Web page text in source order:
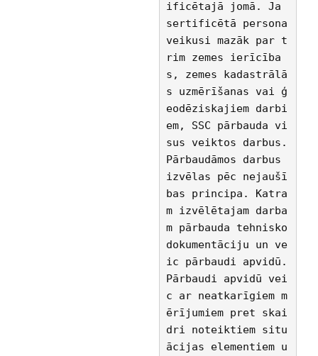
ificētajā jomā. Ja
sertificētā persona
veikusi mazāk par t
rim zemes ierīcība
s, zemes kadastrālā
s uzmērīšanas vai ģ
eodēziskajiem darbi
em, SSC pārbauda vi
sus veiktos darbus.
Pārbaudāmos darbus
izvēlas pēc nejaušī
bas principa. Katra
m izvēlētajam darba
m pārbauda tehnisko
dokumentāciju un ve
ic pārbaudi apvidū.
Pārbaudi apvidū vei
c ar neatkarīgiem m
ērījumiem pret skai
dri noteiktiem situ
ācijas elementiem u